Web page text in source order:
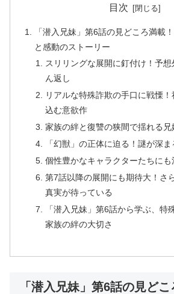
目次
「潜入兄妹」第6話の見どころ満載
と感動のストーリー
スリリングな展開に釘付け！予
ん返し
リアルな特殊詐欺の手口に戦慄
込む意欲作
家族の絆と復讐の狭間で揺れる兄
「幻獣」の正体に迫る！謎が深
個性豊かなキャラクターたちにも
第7話以降の展開にも期待大！さ
真実が待っている
「潜入兄妹」第6話から学ぶ、特
家族の絆の大切さ
「潜入兄妹」第6話の見ど